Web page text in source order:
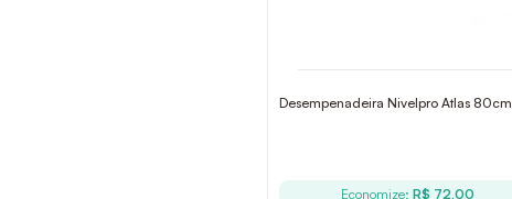
Desempenadeira Nivelpro Atlas 80cm
Economize: R$ 72,00